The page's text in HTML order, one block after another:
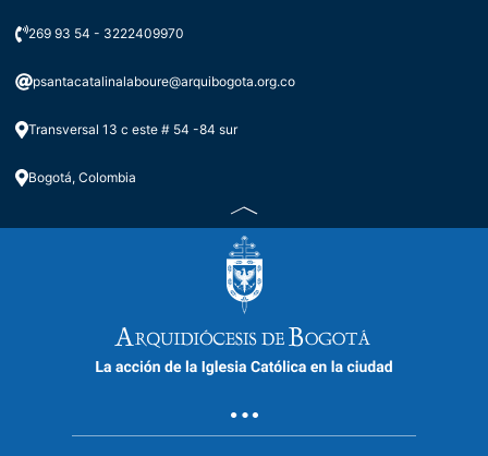
Transmisión en Vivo | Eucaristía 19
Ordinario
Transmisión en Vivo | Eucaristía 10
de mayo.sexta semana de pascua
269 93 54 - 3222409970
psantacatalinalaboure@arquibogota.org.co
Transversal 13 c este # 54 -84 sur
Bogotá, Colombia